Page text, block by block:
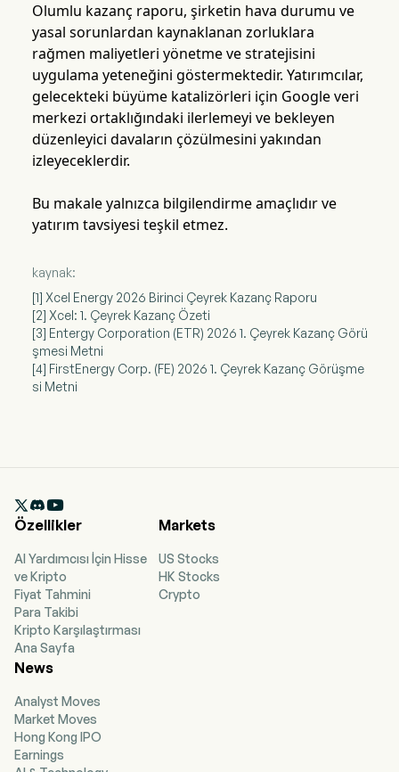
Olumlu kazanç raporu, şirketin hava durumu ve
yasal sorunlardan kaynaklanan zorluklara
rağmen maliyetleri yönetme ve stratejisini
uygulama yeteneğini göstermektedir. Yatırımcılar,
gelecekteki büyüme katalizörleri için Google veri
merkezi ortaklığındaki ilerlemeyi ve bekleyen
düzenleyici davaların çözülmesini yakından
izleyeceklerdir.
Bu makale yalnızca bilgilendirme amaçlıdır ve
yatırım tavsiyesi teşkil etmez.
kaynak:
[1] Xcel Energy 2026 Birinci Çeyrek Kazanç Raporu
[2] Xcel: 1. Çeyrek Kazanç Özeti
[3] Entergy Corporation (ETR) 2026 1. Çeyrek Kazanç Görü
şmesi Metni
[4] FirstEnergy Corp. (FE) 2026 1. Çeyrek Kazanç Görüşme
si Metni

Özellikler
AI Yardımcısı İçin Hisse
ve Kripto
Fiyat Tahmini
Para Takibi
Kripto Karşılaştırması
Ana Sayfa
Markets
US Stocks
HK Stocks
Crypto
News
Analyst Moves
Market Moves
Hong Kong IPO
Earnings